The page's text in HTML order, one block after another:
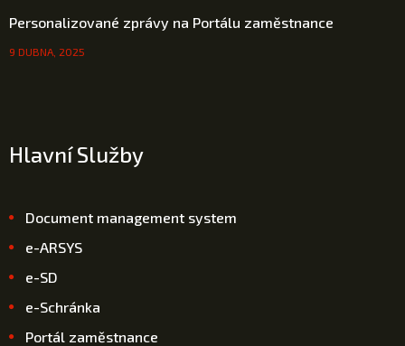
Personalizované zprávy na Portálu zaměstnance
9 DUBNA, 2025
Hlavní Služby
Document management system
e-ARSYS
e-SD
e-Schránka
Portál zaměstnance